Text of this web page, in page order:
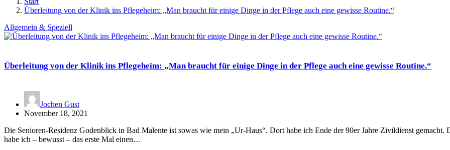
Überleitung von der Klinik ins Pflegeheim: „Man braucht für einige Dinge in der Pflege auch eine gewisse Routine.“
Allgemein & Speziell
Überleitung von der Klinik ins Pflegeheim: „Man braucht für einige Dinge in der Pflege auch eine gewisse Routine.“
Jochen Gust
November 18, 2021
Die Senioren-Residenz Godenblick in Bad Malente ist sowas wie mein „Ur-Haus“. Dort habe ich Ende der 90er Jahre Zivildienst gemacht.
habe ich – bewusst – das erste Mal einen…